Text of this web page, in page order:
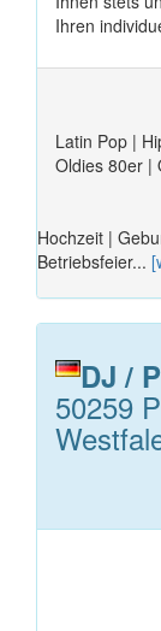
Ihren
Latin Pop |
Oldies 80er |
Hochzeit |
Betriebsfeier...
DJ /
50259